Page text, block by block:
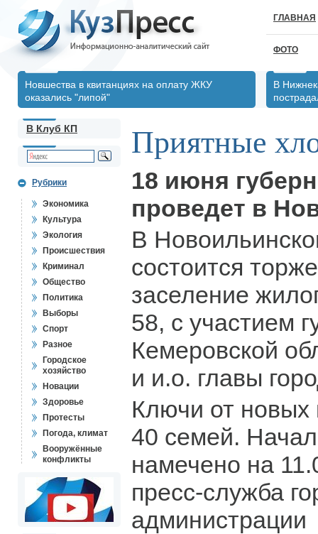
ГЛАВНАЯ
ФОТО
Новшества в квитанциях на оплату ЖКУ
оказались "липой"
В
В Клуб КП
Рубрики
Экономика
Культура
Экология
Происшествия
Криминал
Общество
Политика
Выборы
Спорт
Разное
Городское
хозяйство
Новации
Здоровье
Протесты
Погода, климат
Вооружённые
конфликты
Приятные
18 июня
проведет в
В
состоится
заселение
58, с участием
Кемеровской
и и.о. главы
Ключи от новых
40 семей.
намечено на
пресс-служба
администрации